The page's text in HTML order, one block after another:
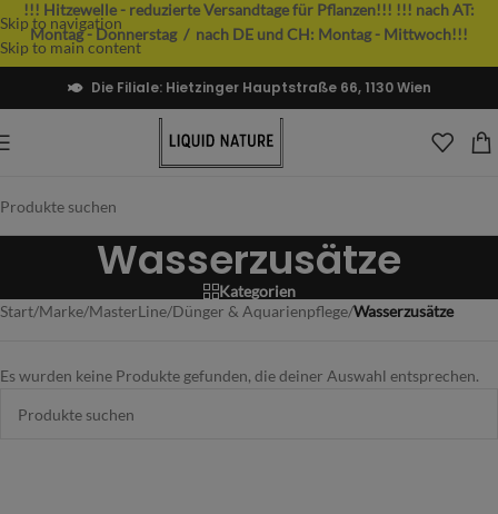
Skip to navigation
Skip to main content
!!! Hitzewelle - reduzierte Versandtage für Pflanzen!!! !!! nach AT:
Montag - Donnerstag / nach DE und CH: Montag - Mittwoch!!!
Die Filiale: Hietzinger Hauptstraße 66, 1130 Wien
Wasserzusätze
Kategorien
Start/Marke/MasterLine/Dünger & Aquarienpflege/Wasserzusätze
Es wurden keine Produkte gefunden, die deiner Auswahl entsprechen.